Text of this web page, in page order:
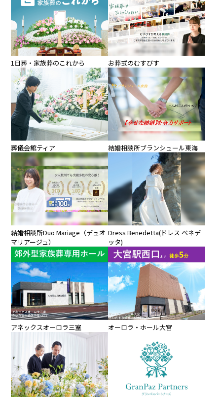
1日葬・家族葬のこれから お葬式のむすびす
葬儀会館ティア 結婚相談所ブランシュール東海
結婚相談所Duo Mariage（デュオ
マリアージュ）
Dress Benedetta(ドレス ベネデ
ッタ)
アネックスオーロラ三室 オーロラ・ホール大宮